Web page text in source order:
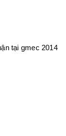
tại gmec 2014